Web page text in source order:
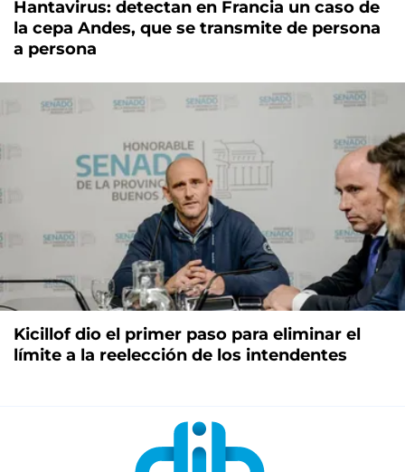
Hantavirus: detectan en Francia un caso de
la cepa Andes, que se transmite de persona
a persona
Kicillof dio el primer paso para eliminar el
límite a la reelección de los intendentes